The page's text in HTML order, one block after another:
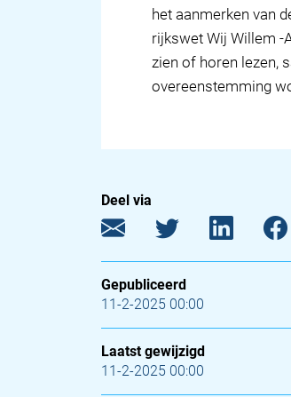
het aanmerken van
rijkswet Wij Willem -
zien of horen lezen,
overeenstemming
Deel via
Gepubliceerd
11-2-2025 00:00
Laatst gewijzigd
11-2-2025 00:00